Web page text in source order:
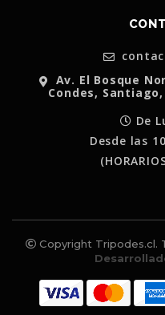
Av. El Bosque
Condes,
De
Desde las
(HORARIOS
Copyright Tripodes.cl.